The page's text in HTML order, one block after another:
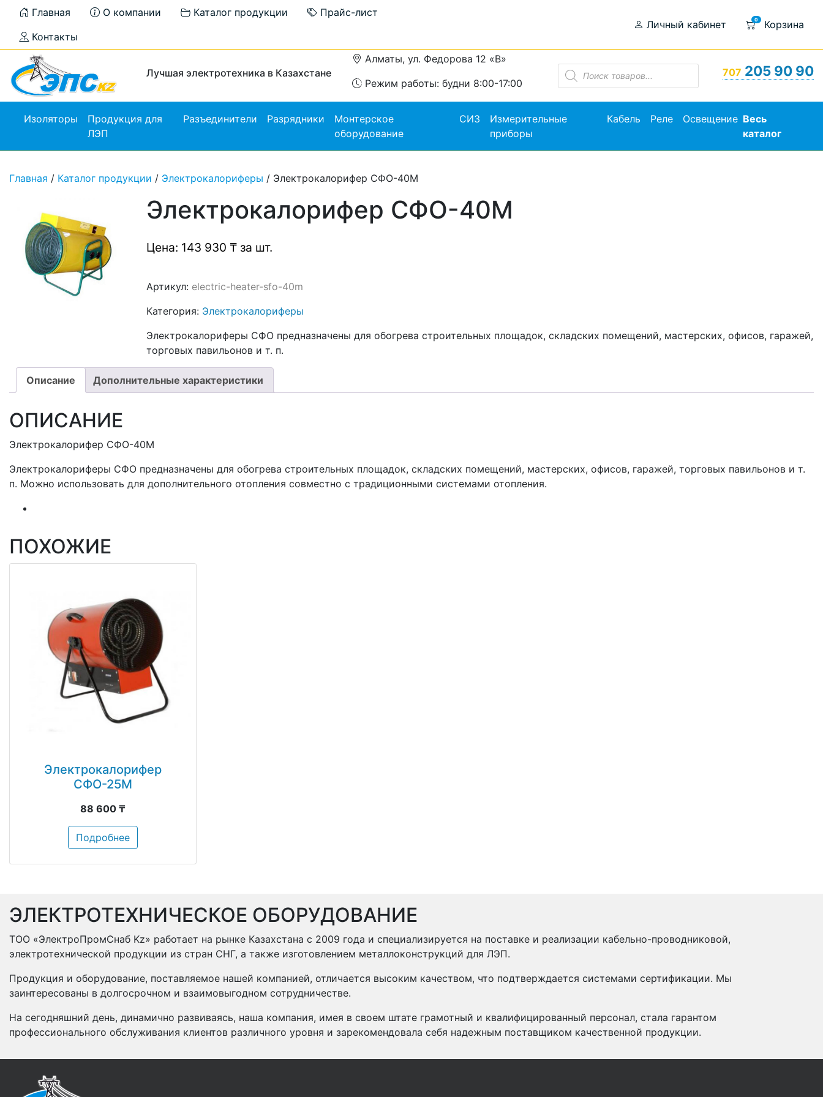
Главная О компании Каталог продукции
Прайс-лист
Контакты
Личный кабинет 0 Корзина
Лучшая электротехника в Казахстане
Алматы, ул. Федорова 12 «В»
Режим работы: будни 8:00-17:00
Поиск
товаров
707 205 90 90
Изоляторы
Продукция для
ЛЭП
Разъединители Разрядники
Монтерское
оборудование
СИЗ
Измерительные
приборы
Кабель Реле Освещение Весь
каталог
Главная / Каталог продукции / Электрокалориферы / Электрокалорифер СФО-40М
Электрокалорифер СФО-40М
Цена: 143 930 ₸ за шт.
Артикул: electric-heater-sfo-40m
Категория: Электрокалориферы
Электрокалориферы СФО предназначены для обогрева строительных площадок, складских помещений, мастерских, офисов, гаражей,
торговых павильонов и т. п.
Описание Дополнительные характеристики
ОПИСАНИЕ
Электрокалорифер СФО-40М
Электрокалориферы СФО предназначены для обогрева строительных площадок, складских помещений, мастерских, офисов, гаражей, торговых павильонов и т.
п. Можно использовать для дополнительного отопления совместно с традиционными системами отопления.
ПОХОЖИЕ
Электрокалорифер
СФО-25М
88 600 ₸
Подробнее
ЭЛЕКТРОТЕХНИЧЕСКОЕ ОБОРУДОВАНИЕ
ТОО «ЭлектроПромСнаб Kz» работает на рынке Казахстана с 2009 года и специализируется на поставке и реализации кабельно-проводниковой,
электротехнической продукции из стран СНГ, а также изготовлением металлоконструкций для ЛЭП.
Продукция и оборудование, поставляемое нашей компанией, отличается высоким качеством, что подтверждается системами сертификации. Мы
заинтересованы в долгосрочном и взаимовыгодном сотрудничестве.
На сегодняшний день, динамично развиваясь, наша компания, имея в своем штате грамотный и квалифицированный персонал, стала гарантом
профессионального обслуживания клиентов различного уровня и зарекомендовала себя надежным поставщиком качественной продукции.